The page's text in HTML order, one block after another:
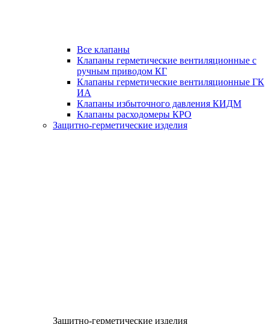
Все клапаны
Клапаны герметические вентиляционные с
ручным приводом КГ
Клапаны герметические вентиляционные ГК
ИА
Клапаны избыточного давления КИДМ
Клапаны расходомеры КРО
Защитно-герметические изделия
Защитно-герметические изделия